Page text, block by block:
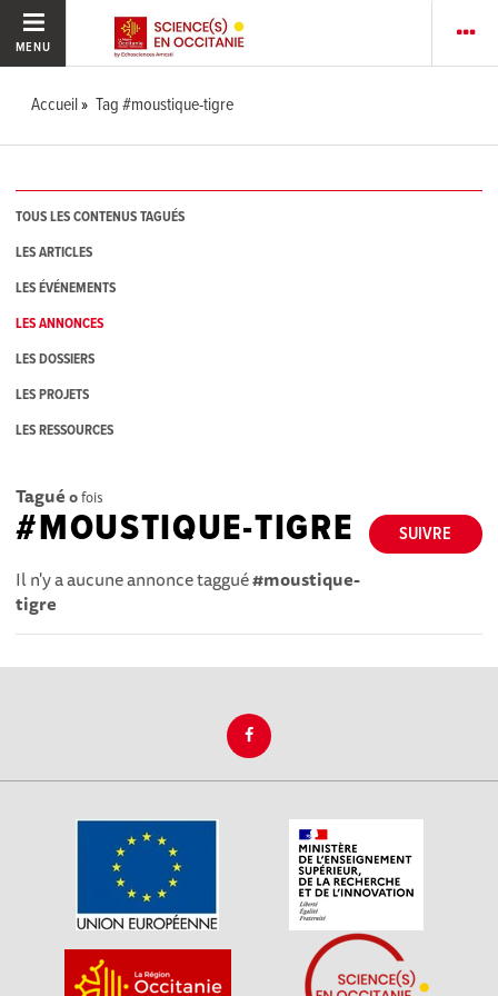
MENU
Accueil Tag #moustique-tigre
TOUS LES CONTENUS TAGUÉS
LES ARTICLES
LES ÉVÉNEMENTS
LES ANNONCES
LES DOSSIERS
LES PROJETS
LES RESSOURCES
Tagué 0fois
SUIVRE
#MOUSTIQUE-TIGRE
Il n'y a aucune annonce taggué#moustique-
tigre